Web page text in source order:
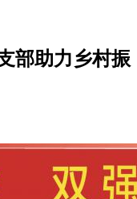
部助力乡村振